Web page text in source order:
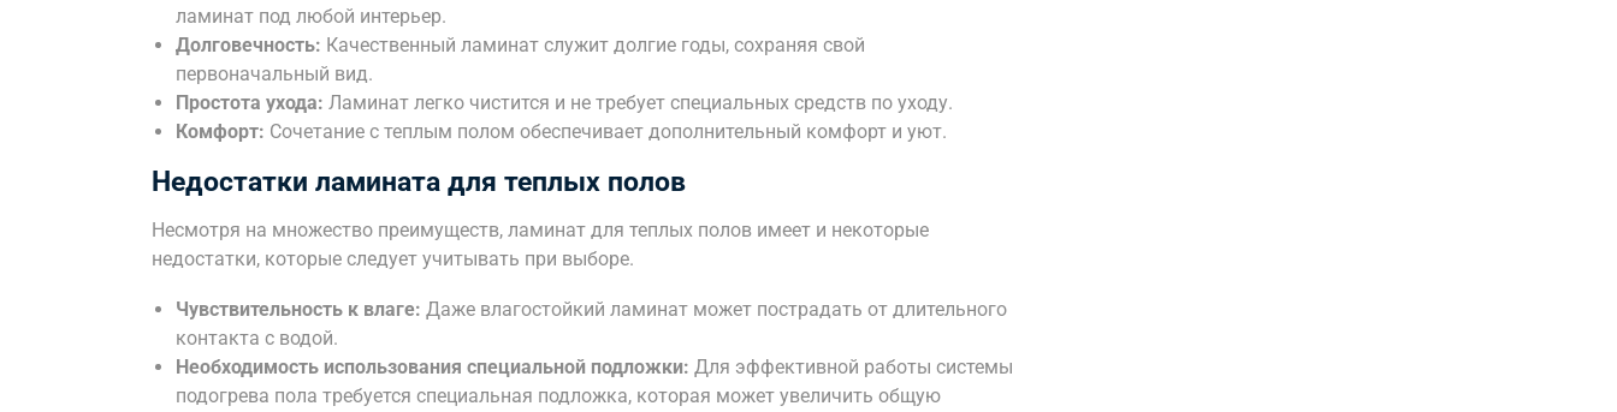
ламинат под любой интерьер.
Долговечность: Качественный ламинат служит долгие годы, сохраняя свой
первоначальный вид.
Простота ухода: Ламинат легко чистится и не требует специальных средств по уходу.
Комфорт: Сочетание с теплым полом обеспечивает дополнительный комфорт и уют.
Недостатки ламината для теплых полов
Несмотря на множество преимуществ, ламинат для теплых полов имеет и некоторые
недостатки, которые следует учитывать при выборе.
Чувствительность к влаге: Даже влагостойкий ламинат может пострадать от длительного
контакта с водой.
Необходимость использования специальной подложки: Для эффективной работы системы
подогрева пола требуется специальная подложка, которая может увеличить общую